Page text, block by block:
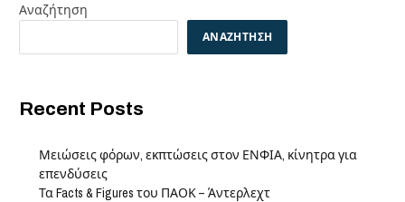
Αναζήτηση
ΑΝΑΖΉΤΗΣΗ
Recent Posts
Μειώσεις φόρων, εκπτώσεις στον ΕΝΦΙΑ, κίνητρα για
επενδύσεις
Τα Facts & Figures του ΠΑΟΚ – Άντερλεχτ